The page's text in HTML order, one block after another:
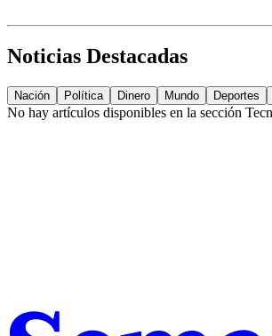
Noticias Destacadas
Nación Política Dinero Mundo Deportes
No hay artículos disponibles en la sección